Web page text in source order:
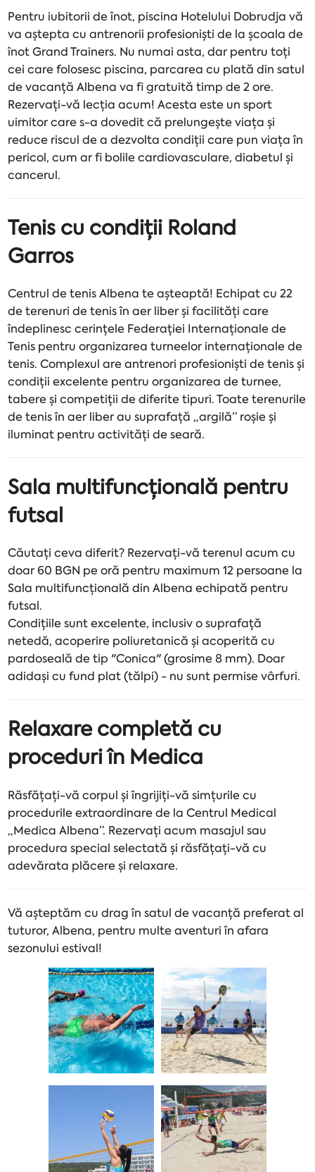
Pentru iubitorii de înot, piscina Hotelului Dobrudja vă
va aștepta cu antrenorii profesioniști de la școala de
înot Grand Trainers. Nu numai asta, dar pentru toți
cei care folosesc piscina, parcarea cu plată din satul
de vacanță Albena va fi gratuită timp de 2 ore.
Rezervați-vă lecția acum! Acesta este un sport
uimitor care s-a dovedit că prelungește viața și
reduce riscul de a dezvolta condiții care pun viața în
pericol, cum ar fi bolile cardiovasculare, diabetul și
cancerul.
Tenis cu condiții Roland
Garros
Centrul de tenis Albena te așteaptă! Echipat cu 22
de terenuri de tenis în aer liber și facilități care
îndeplinesc cerințele Federației Internaționale de
Tenis pentru organizarea turneelor ​​internaționale de
tenis. Complexul are antrenori profesioniști de tenis și
condiții excelente pentru organizarea de turnee,
tabere și competiții de diferite tipuri. Toate terenurile
de tenis în aer liber au suprafață „argilă” roșie și
iluminat pentru activități de seară.
Sala multifuncțională pentru
futsal
Căutați ceva diferit? Rezervați-vă terenul acum cu
doar 60 BGN pe oră pentru maximum 12 persoane la
Sala multifuncțională din Albena echipată pentru
futsal.
Condițiile sunt excelente, inclusiv o suprafață
netedă, acoperire poliuretanică și acoperită cu
pardoseală de tip "Conica" (grosime 8 mm). Doar
adidași cu fund plat (tălpi) - nu sunt permise vârfuri.
Relaxare completă cu
proceduri în Medica
Răsfățați-vă corpul și îngrijiți-vă simțurile cu
procedurile extraordinare de la Centrul Medical
„Medica Albena”. Rezervați acum masajul sau
procedura special selectată și răsfățați-vă cu
adevărata plăcere și relaxare.
Vă așteptăm cu drag în satul de vacanță preferat al
tuturor, Albena, pentru multe aventuri în afara
sezonului estival!